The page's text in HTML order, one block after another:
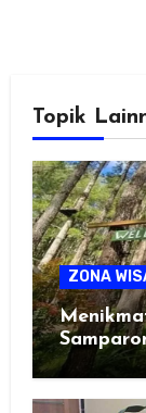
Topik
ZONA
Healing